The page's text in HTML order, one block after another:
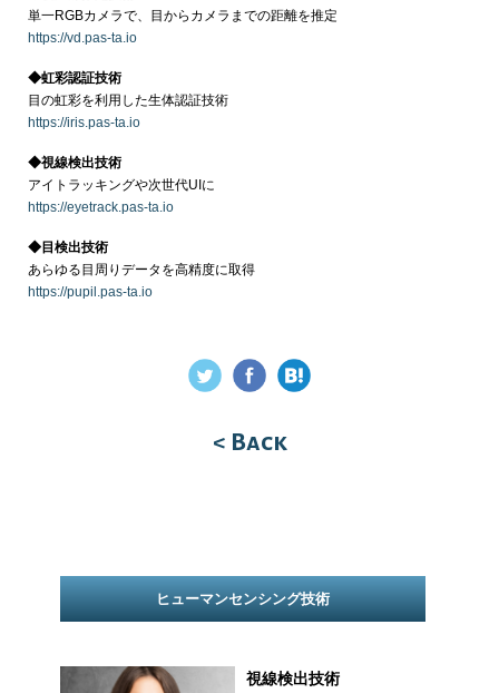
単一RGBカメラで、目からカメラまでの距離を推定
https://vd.pas-ta.io
◆虹彩認証技術
目の虹彩を利用した生体認証技術
https://iris.pas-ta.io
◆視線検出技術
アイトラッキングや次世代UIに
https://eyetrack.pas-ta.io
◆目検出技術
あらゆる目周りデータを高精度に取得
https://pupil.pas-ta.io
< Back
ヒューマンセンシング技術
視線検出技術